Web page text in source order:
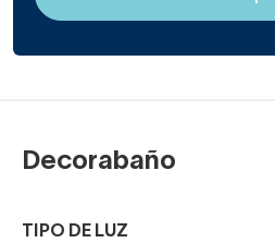
Decorabaño
TIPO DE LUZ